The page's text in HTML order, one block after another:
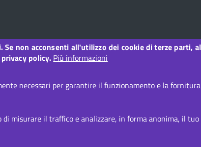
non acconsenti all'utilizzo dei cookie di terze parti,
policy. Più informazioni
necessari per garantire il funzionamento e la
misurare il traffico e analizzare, in forma anonima, il